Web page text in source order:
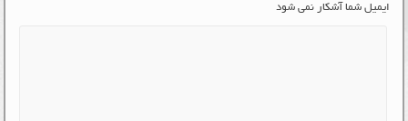
ایمیل شما آشکار نمی شود